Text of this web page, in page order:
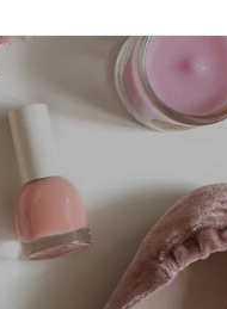
ilgaamžiškumą. Žemiau